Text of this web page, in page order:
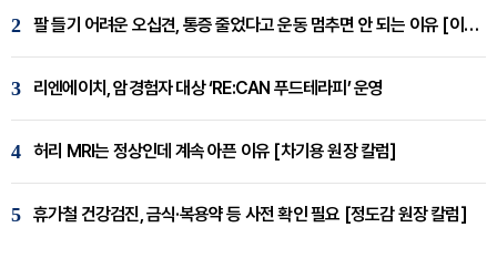
2 팔 들기 어려운 오십견, 통증 줄었다고 운동 멈추면 안 되는 이유 [이병욱 원장 칼럼]
3 리엔에이치, 암경험자 대상 ‘RE:CAN 푸드테라피’ 운영
4 허리 MRI는 정상인데 계속 아픈 이유 [차기용 원장 칼럼]
5 휴가철 건강검진, 금식·복용약 등 사전 확인 필요 [정도감 원장 칼럼]